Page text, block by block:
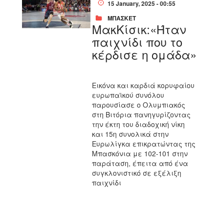
15 January, 2025 - 00:55
ΜΠΑΣΚΕΤ
ΜακΚίσικ:«Ήταν
παιχνίδι που το
κέρδισε η ομάδα»
Εικόνα και καρδιά κορυφαίου
ευρωπαϊκού συνόλου
παρουσίασε ο Ολυμπιακός
στη Βιτόρια πανηγυρίζοντας
την έκτη του διαδοχική νίκη
και 15η συνολικά στην
Ευρωλίγκα επικρατώντας της
Μπασκόνια με 102-101 στην
παράταση, έπειτα από ένα
συγκλονιστικό σε εξέλιξη
παιχνίδι